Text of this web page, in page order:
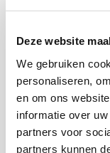
Deze website
We gebruiken
personaliseren,
en om ons
informatie over
partners voor
partners kunnen
kerstpakket tot 10/
kerstpakketten, u
Door